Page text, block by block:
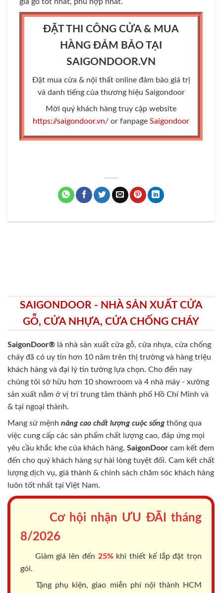
ĐẶT THI CÔNG CỬA & MUA
HÀNG ĐẢM BẢO TẠI
SAIGONDOOR.VN
Đặt mua cửa & nội thất online đảm bảo giá trị
và danh tiếng của thương hiệu Saigondoor
Mời quý khách hàng truy cập website
https://saigondoor.vn/ or fanpage Saigondoor
SAIGONDOOR - NHÀ SẢN XUẤT CỬA
GỖ, CỬA NHỰA, CỬA CHỐNG CHÁY
SaigonDoor® là nhà sản xuất cửa gỗ, cửa nhựa, cửa chống
cháy đã có uy tín hơn 10 năm trên thị trường và hàng triệu
khách hàng và đại lý tin tưởng lựa chọn. Cho đến nay
chúng tôi sở hữu hơn 10 showroom và 4 nhà máy - xưởng
sản xuất nằm ở vị trí trung tâm thành phố Hồ Chí Minh và
& tại ngoại thành.
Mang sứ mệnh nâng cao chất lượng cuộc sốngthông qua
việc cung cấp các sản phẩm chất lượng cao, đáp ứng mọi
yêu cầu khắc khe của khách hàng. SaigonDoor cam kết đem
đến cho quý khách hàng sự hài lòng tuyệt đối. Cam kết chất
lượng dịch vụ, giá thành & chính sách chăm sóc khách hàng
luôn tốt nhất tại Việt Nam.
Cơ hội nhận ƯU ĐÃI tháng
8/2026
Giảm giá lên đến 25%khi thiết kế lắp đặt trọn
gói.
Tặng phụ kiện, giao miễn phí nội thành HCM